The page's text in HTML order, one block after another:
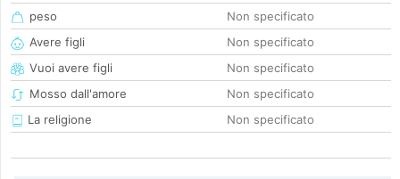
peso
Non specificato
Avere figli
Non specificato
Vuoi avere figli
Non specificato
Mosso dall'amore
Non specificato
La religione
Non specificato